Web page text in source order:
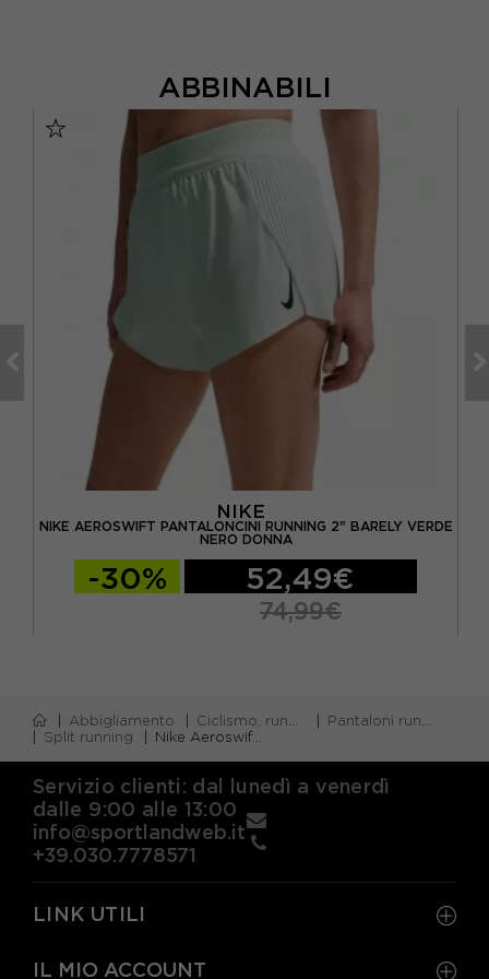
ABBINABILI
NIKE
NIKE AEROSWIFT PANTALONCINI RUNNING 2" BARELY VERDE
NERO DONNA
-30% 52,49€
74,99€
Abbigliamento Ciclismo, running e piscina
Pantaloni running corti
Split running
Nike Aeroswift Pantaloncini Running 3" Nrg Nero Bright Crimson Donna
Servizio clienti: dal lunedì a venerdì
dalle 9:00 alle 13:00
info@sportlandweb.it
+39.030.7778571
LINK UTILI
IL MIO ACCOUNT